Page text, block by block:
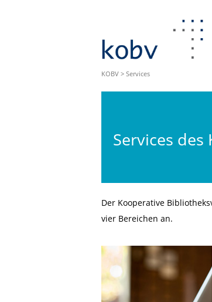
KOBV > Services
Services des
Der Kooperative
vier Bereichen an.